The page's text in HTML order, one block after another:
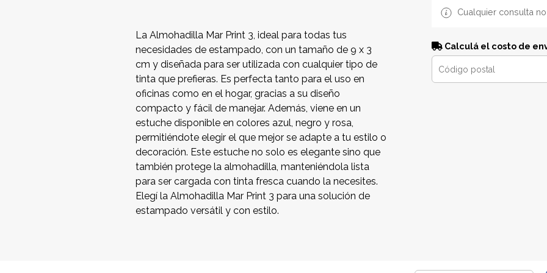
La Almohadilla Mar Print 3, ideal para todas tus
necesidades de estampado, con un tamaño de 9 x 3
cm y diseñada para ser utilizada con cualquier tipo de
tinta que prefieras. Es perfecta tanto para el uso en
oficinas como en el hogar, gracias a su diseño
compacto y fácil de manejar. Además, viene en un
estuche disponible en colores azul, negro y rosa,
permitiéndote elegir el que mejor se adapte a tu estilo o
decoración. Este estuche no solo es elegante sino que
también protege la almohadilla, manteniéndola lista
para ser cargada con tinta fresca cuando la necesites.
Elegí la Almohadilla Mar Print 3 para una solución de
estampado versátil y con estilo.
Cualquier consulta
Calculá el costo de